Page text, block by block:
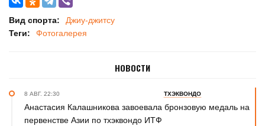
Вид спорта:
Джиу-джитсу
Теги:
Фотогалерея
НОВОСТИ
8 АВГ. 22:30 ТХЭКВОНДО
Анастасия Калашникова завоевала бронзовую медаль на
первенстве Азии по тхэквондо ИТФ